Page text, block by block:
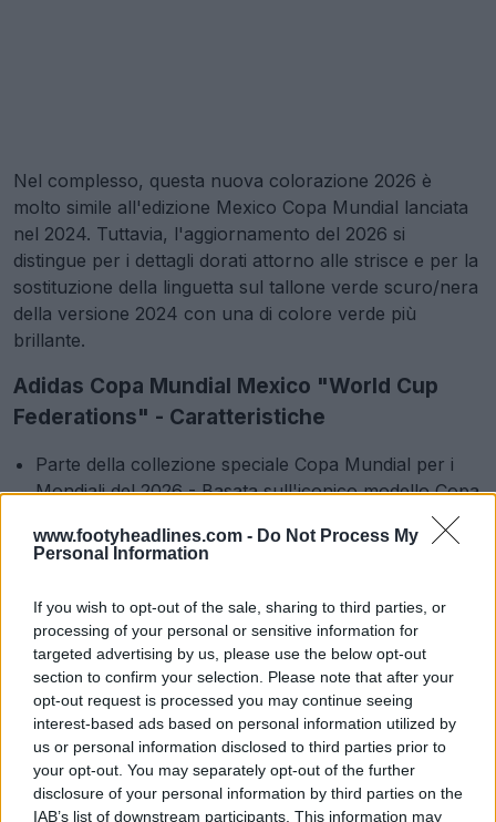
www.footyheadlines.com - Do Not Process My
Personal Information
If you wish to opt-out of the sale, sharing to third parties, or
processing of your personal or sensitive information for
targeted advertising by us, please use the below opt-out
section to confirm your selection. Please note that after your
opt-out request is processed you may continue seeing
interest-based ads based on personal information utilized by
us or personal information disclosed to third parties prior to
your opt-out. You may separately opt-out of the further
disclosure of your personal information by third parties on the
IAB’s list of downstream participants. This information may
Nel complesso, questa nuova colorazione 2026 è
molto simile all'edizione Mexico Copa Mundial lanciata
nel 2024. Tuttavia, l'aggiornamento del 2026 si
distingue per i dettagli dorati attorno alle strisce e per la
sostituzione della linguetta sul tallone verde scuro/nera
della versione 2024 con una di colore verde più
brillante.
Adidas Copa Mundial Mexico "World Cup
Federations" - Caratteristiche
Parte della collezione speciale Copa Mundial per i
Mondiali del 2026 - Basata sull'iconico modello Copa
Materiale tomaia:100% pelle di canguro premium
resistente che si adatta al piede
Suola:suola resistente in poliuretano (PU) a
iniezione diretta progettata per garantire stabilità
Configurazione dei tacchetti:12 classici tacchetti
conici, che riducono la pressione
Linguetta ripiegabile
Peso:circa 320 grammi (taglia 8,5 US), molto più
pesante delle alternative moderne
Data di uscita:20 marzo 2026